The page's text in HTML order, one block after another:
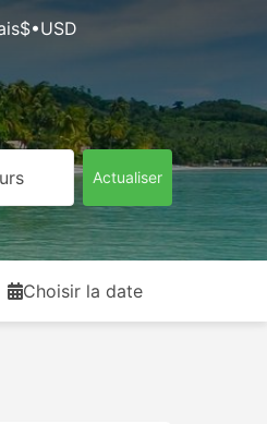
$•USD
Actualiser
Choisir la date